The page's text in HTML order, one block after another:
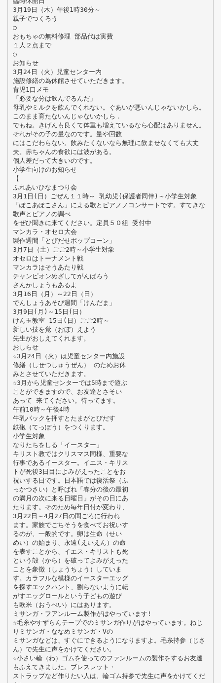
3月19日（木）午後1時30分～
親子でつくろう
○
おもちゃの無料修理 部品代は実費
１人２点まで
○
お知らせ
3月24日（火）児童センター内
施設修繕の為休館させていただきます。
育児1口メモ
「必要な分は飲んでるんだ」
母乳やミルクを飲んでくれない。ぐあいが悪いんじゃないかしら。
このまま育たないんじゃないかしら．
でもね。きげんも良くて体重も増えているなら心配はありません。
それがその子の量なのです。量や回数
にはこだわらない。飲みたくないなら無理に飲ませなくても大丈
夫。赤ちゃんの食欲には波がある。
個人差だって大きいのです。
小学生向けのお知らせ
【
ふれあいひなまつり会
3月1日(日）ごぜん１１時～ 乳幼児(保護者同伴)～小学生対象
「ぽこあぽこさん」による歌とピアノノコンサートです。すてきな
歌声とピアノの調べ
をぜひ聞きに来てください。定員５０組 受付中
マンカラ・オセロ大会
製作週間「とびだせポップコーン」
3月7日（土）ごご2時～小学生対象
オセロはトーナメント戦
マンカラはそうあたり戦
チャンピオンめざしてがんばろう
さんかしょうもあるよ
3月16日（月）～22日（日）
でんしょうあそび週間「けんだま」
3月9日(月)～15日(日）
けん玉教室 15日(日）ごご2時～
新しい技を覚（おぼ）えよう
先生がおしえてくれます。
おしらせ
☆3月24日（火）は児童センター内施設
修繕（しせつしゅうぜん） のためお休
みとさせていただきます。
☆3月から児童センターでは5時まで遊ぶ
ことができますので、お友達とさそい
あって 来てください。待ってます。
午前10時～午後4時
牛乳パックを押すとたまがとびだす
鉄砲（てっぽう）をつくります。
小学生対象
なりたちをしる「イースター」
キリスト教ではクリスマス同様、重要な
行事であるイースター。イエス・キリス
トが死後3日目によみがえったことをお
祝いする日です。日本語では復活祭（ふ
っかつさい）と呼ばれ「春分の後の最初
の満月の次に来る日曜日」がその日にあ
たります。そのため毎年日付が変わり、
3月22日～4月27日の間ごろに行われ
ます。家族でごちそうを食べてお祝いす
るのが、一般的です。卵は生命（せい
めい）の始まり、永遠(えいえん）の命
を表すことから、イエス・キリストも死
という殻（から）を破ってよみがえった
ことを象徴（しょうちょう）していま
す。カラフルな模様のイースターエッグ
を探すエックハント、割らないように転
がすエッグロールという子どもの遊び
も欧米（おうべい）にはあります。
ミサンガ・フアンルーム製作がはやっています!
☆毛糸やすずらんテープでのミサンガ作りがはやっています。ねじ
りミサンガ・ななめミサンガ・Vの
ミサンガなどは、すぐにできるようになりますよ。毛糸持参（じさ
ん）で先生に声をかけてください。
☆小さい輪（わ）ゴムを使ってのファンルームの製作をするお友達
もふえてきました。ブレスレット・
ストラップなど作りたい人は、輪ゴム持参で先生に声をかけてくだ